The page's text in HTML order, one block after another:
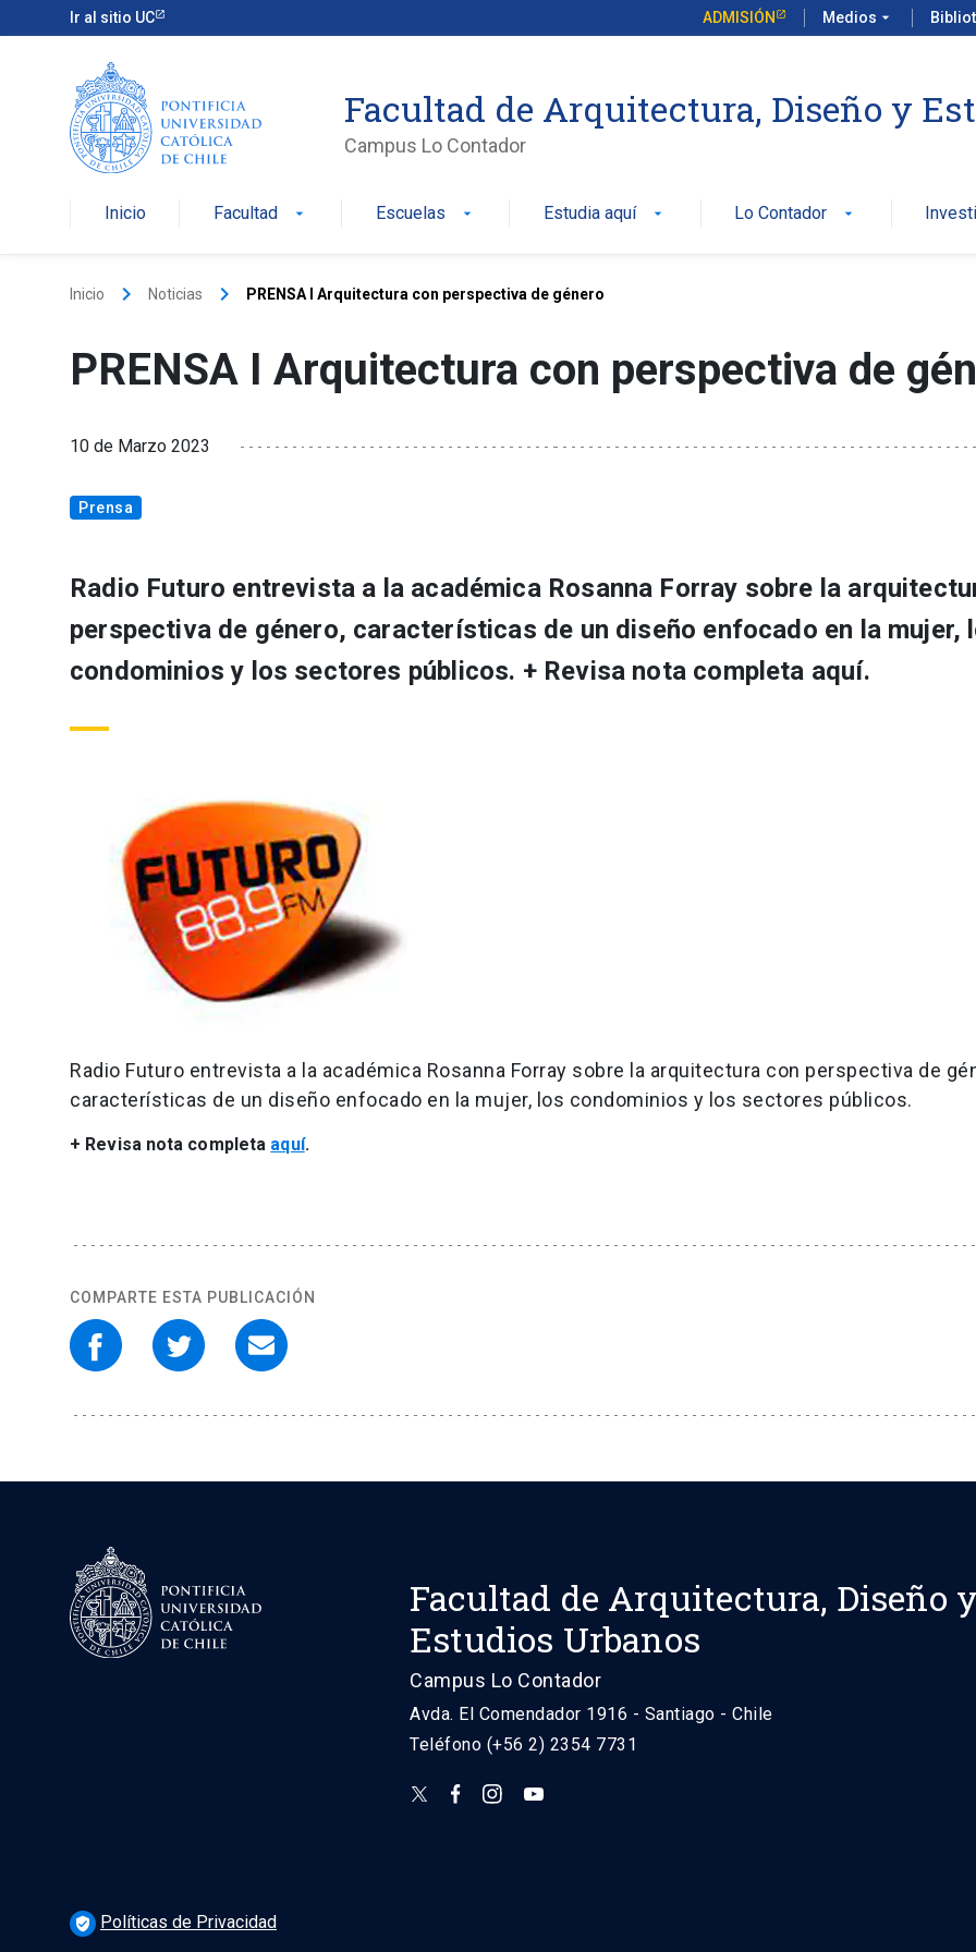
Ir al sitio UC ADMISIÓN Medios arrow_drop_down
Facultad de Arquitectura, Diseño y
Campus Lo Contador
Inicio Facultad arrow_drop_down Escuelas arrow_drop_down Estudia aquí arrow_drop_down Lo Contador arrow_drop_down
Inicio keyboard_arrow_right Noticias keyboard_arrow_right PRENSA I Arquitectura con perspectiva de género
PRENSA I Arquitectura con perspectiva de
10 de Marzo 2023
Prensa
Radio Futuro entrevista a la académica Rosanna Forray sobre la
perspectiva de género, características de un diseño enfocado en la mujer,
condominios y los sectores públicos. + Revisa nota completa aquí.
Radio Futuro entrevista a la académica Rosanna Forray sobre la arquitectura con perspectiva de
características de un diseño enfocado en la mujer, los condominios y los sectores públicos.
+ Revisa nota completa aquí.
COMPARTE ESTA PUBLICACIÓN
Facultad de Arquitectura, Diseño y
Estudios Urbanos
Campus Lo Contador
Avda. El Comendador 1916 - Santiago - Chile
Teléfono (+56 2) 2354 7731
verified_user Políticas de Privacidad